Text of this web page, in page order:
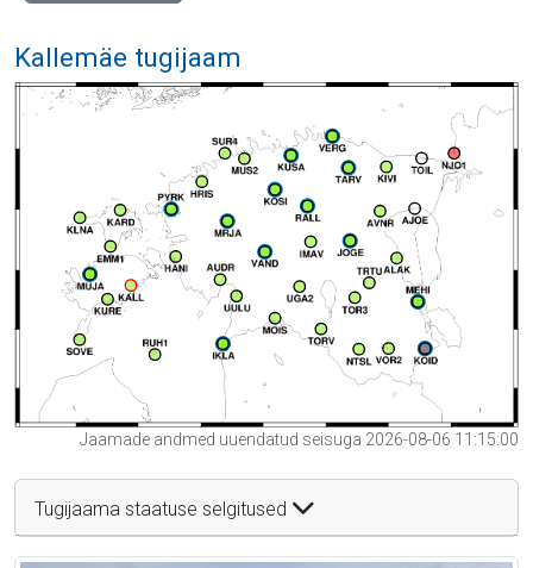
Kallemäe tugijaam
Jaamade andmed uuendatud seisuga 2026-08-06 11:15:00
Tugijaama staatuse selgitused